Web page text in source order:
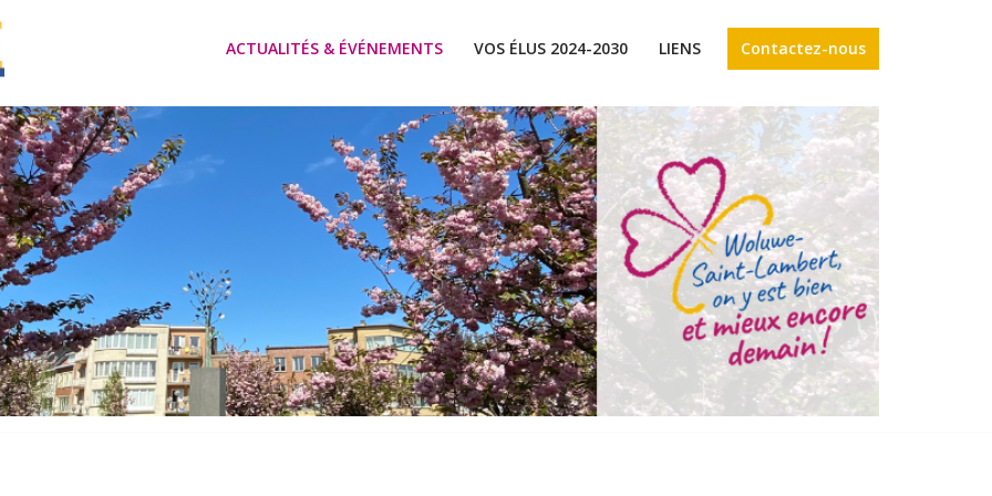
ACTUALITÉS & ÉVÉNEMENTS VOS ÉLUS 2024-2030 LIENS Contactez-nous